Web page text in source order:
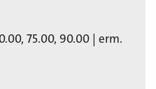
75.00, 90.00 | erm.